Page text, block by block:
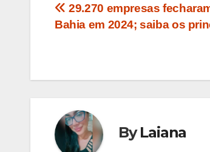
Navegação
29.270 empresas
Bahia em 2024; saiba os
ByLaiana